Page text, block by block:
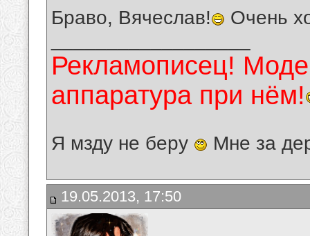
Браво, Вячеслав!
Очень
Рекламописец!
аппаратура при нём!
Я мзду не беру Мне за
19.05.2013, 17:50